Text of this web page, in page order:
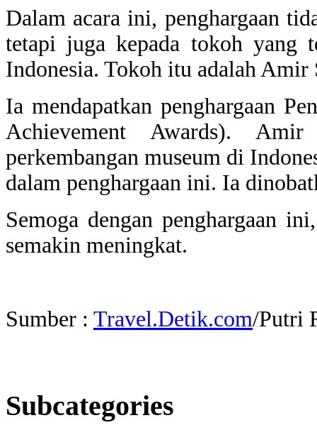
Dalam acara ini, penghargaan
tetapi juga kepada tokoh yang
Indonesia. Tokoh itu adalah Amir
Ia mendapatkan penghargaan
Achievement Awards).
perkembangan museum di
dalam penghargaan ini. Ia
Semoga dengan penghargaan
semakin meningkat.
Sumber : Travel.Detik.com/Putri
Subcategories